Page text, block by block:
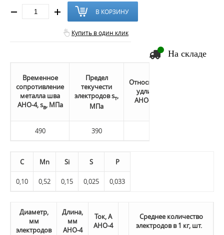
В КОРЗИНУ
Купить в один клик
На складе
Временное
сопротивление
металла шва
АНО-4, sв, МПа
Предел
текучести
электродов sт,
МПа
Относительное
удлинение
АНО-4 d
490 390
C Mn Si S P
0,10 0,52 0,15 0,025 0,033
Диаметр,
мм
электродов
Длина,
мм
АНО-4
Ток, А
АНО-4
Среднее количество
электродов в 1 кг, шт.